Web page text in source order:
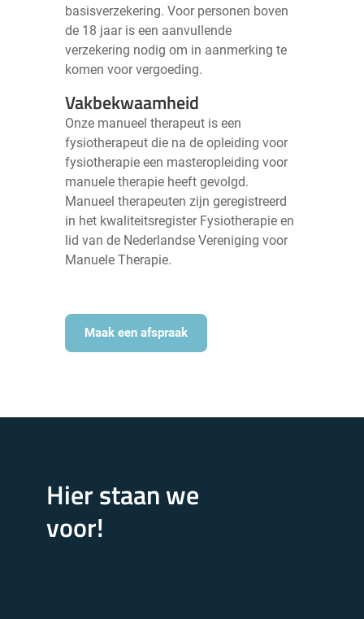
basisverzekering. Voor personen boven
de 18 jaar is een aanvullende
verzekering nodig om in aanmerking te
komen voor vergoeding.
Vakbekwaamheid
Onze manueel therapeut is een
fysiotherapeut die na de opleiding voor
fysiotherapie een masteropleiding voor
manuele therapie heeft gevolgd.
Manueel therapeuten zijn geregistreerd
in het kwaliteitsregister Fysiotherapie en
lid van de Nederlandse Vereniging voor
Manuele Therapie.
Maak een afspraak
Hier staan we
voor!